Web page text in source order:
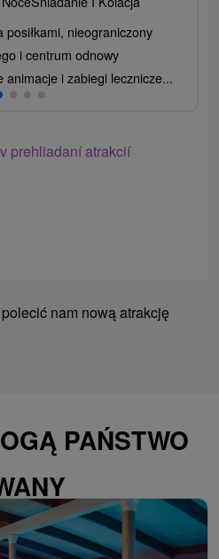
nieograniczony
i centrum odnowy
animacje i zabiegi lecznicze...
prehliadaní atrakcií
nam nową atrakcję
PAŃSTWO